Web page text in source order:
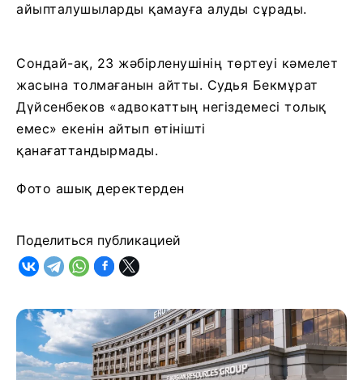
айыпталушыларды қамауға алуды сұрады.
Сондай-ақ, 23 жәбірленушінің төртеуі кәмелет
жасына толмағанын айтты. Судья Бекмұрат
Дүйсенбеков «адвокаттың негіздемесі толық
емес» екенін айтып өтінішті
қанағаттандырмады.
Фото ашық деректерден
Поделиться публикацией